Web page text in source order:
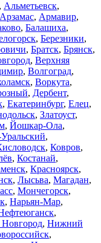
, Альметьевск,
Арзамас, Армавир,
, Балашиха,
, Березники,
, Братск, Брянск,
, Верхняя
, Волгоград,
, Воркута,
, Дербент,
, Екатеринбург, Елец,
, Златоуст,
, Йошкар-Ола,
,
, Ковров,
, Костанай,
, Красноярск,
, Лысьва, Магадан,
, Мончегорск,
, Нарьян-Мар,
,
, Нижний
,